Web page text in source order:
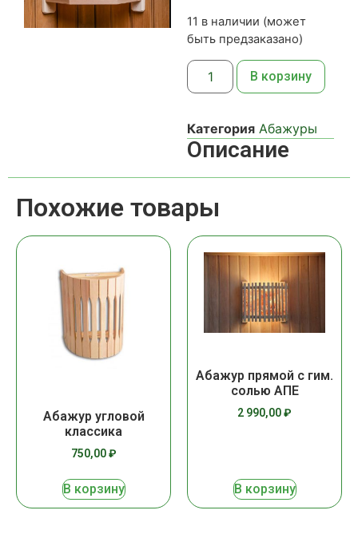
11 в наличии (может
быть предзаказано)
В корзину
Категория Абажуры
Описание
Похожие товары
Абажур угловой
классика
750,00₽
В корзину
Абажур прямой с гим.
солью АПЕ
2 990,00₽
В корзину